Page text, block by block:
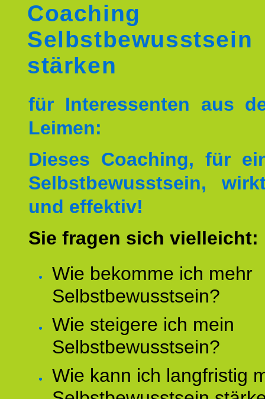
Coaching
Selbstbewusstsein
stärken
für Interessenten aus
Leimen:
Dieses Coaching, für
Selbstbewusstsein,
und effektiv!
Sie fragen sich vielleicht:
Wie bekomme ich mehr
Selbstbewusstsein?
Wie steigere ich mein
Selbstbewusstsein?
Wie kann ich langfristig